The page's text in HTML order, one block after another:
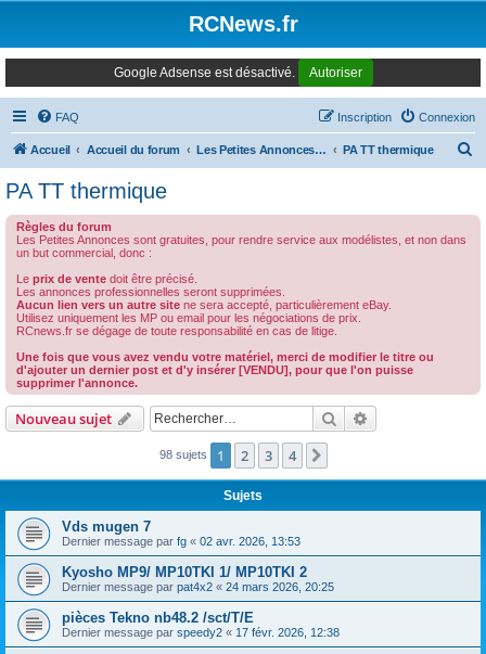
RCNews.fr
Google Adsense est désactivé. Autoriser
FAQ Connexion
Inscription
Accueil Accueil du forum Les Petites Annonces Modernes PA TT thermique
PA TT thermique
Règles du forum
Les Petites Annonces sont gratuites, pour rendre service aux modélistes, et non dans
un but commercial, donc :
Le prix de vente doit être précisé.
Les annonces professionnelles seront supprimées.
Aucun lien vers un autre site ne sera accepté, particulièrement eBay.
Utilisez uniquement les MP ou email pour les négociations de prix.
RCnews.fr se dégage de toute responsabilité en cas de litige.
Une fois que vous avez vendu votre matériel, merci de modifier le titre ou
d'ajouter un dernier post et d'y insérer [VENDU], pour que l'on puisse
supprimer l'annonce.
Nouveau sujet Rechercher
98 sujets 1 2 3 4
Sujets
Vds mugen 7
Dernier message par fg « 02 avr. 2026, 13:53
Kyosho MP9/ MP10TKI 1/ MP10TKI 2
Dernier message par pat4x2 « 24 mars 2026, 20:25
pièces Tekno nb48.2 /sct/T/E
Dernier message par speedy2 « 17 févr. 2026, 12:38
Panneau de gestion des cookies